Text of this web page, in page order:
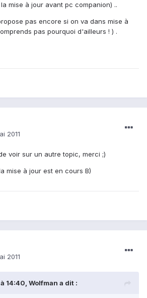
mise à jour avant pc companion) ..
pas encore si on va dans mise à
pas pourquoi d'ailleurs ! ) .
2011
voir sur un autre topic, merci ;)
mise à jour est en cours B)
2011
14:40, Wolfman a dit :